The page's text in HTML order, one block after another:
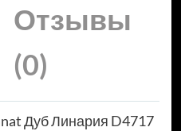
Отзывы
(0)
Дуб Линария D4717